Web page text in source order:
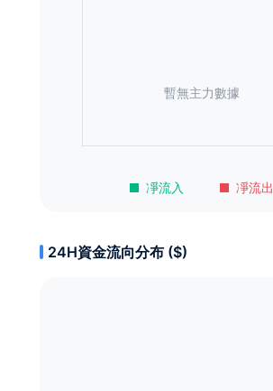
凈流入 凈流出
暫無主力數據
24H資金流向分布 ($)